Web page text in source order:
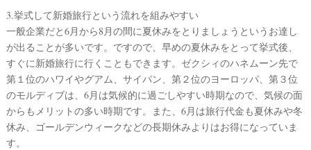
3.挙式して新婚旅行という流れを組みやすい
一般企業だと6月から8月の間に夏休みをとりましょうというお達し
が出ることが多いです。ですので、早めの夏休みをとって挙式後、
すぐに新婚旅行に行くこともできます。ゼクシィのハネムーン先で
第１位のハワイやグアム、サイパン、第２位のヨーロッパ、第３位
のモルディブは、6月は気候的に過ごしやすい時期なので、気候の面
からもメリットの多い時期です。また、6月は旅行代金も夏休みや冬
休み、ゴールデンウィークなどの長期休みよりはお得になっていま
す。
S
Y
公
式
サ
イ
ト
▶